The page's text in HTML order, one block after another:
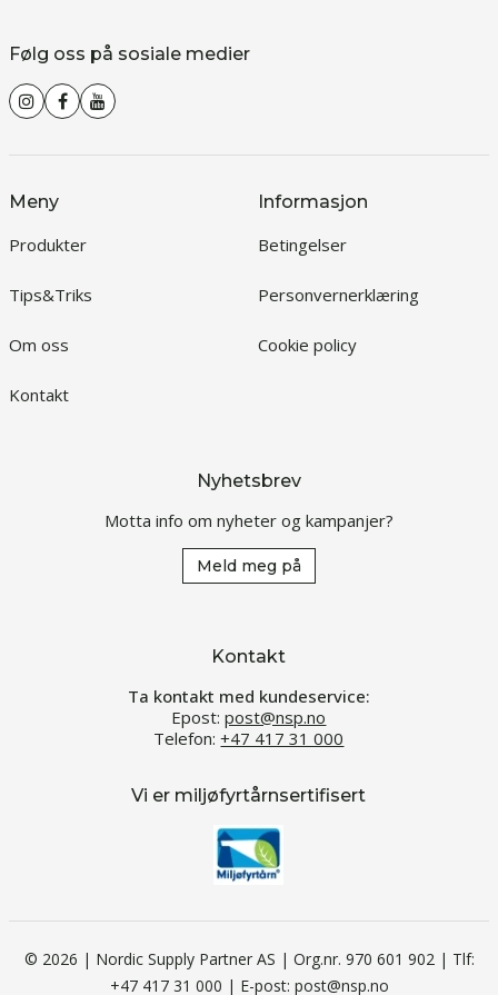
Følg oss på sosiale medier
Meny
Produkter
Tips&Triks
Om oss
Kontakt
Informasjon
Betingelser
Personvernerklæring
Cookie policy
Nyhetsbrev
Motta info om nyheter og kampanjer?
Meld meg på
Kontakt
Ta kontakt med kundeservice:
Epost:post@nsp.no
Telefon:+47 417 31 000
Vi er miljøfyrtårnsertifisert
© 2026 | Nordic Supply Partner AS | Org.nr. 970 601 902 | Tlf:
+47 417 31 000 | E-post: post@nsp.no